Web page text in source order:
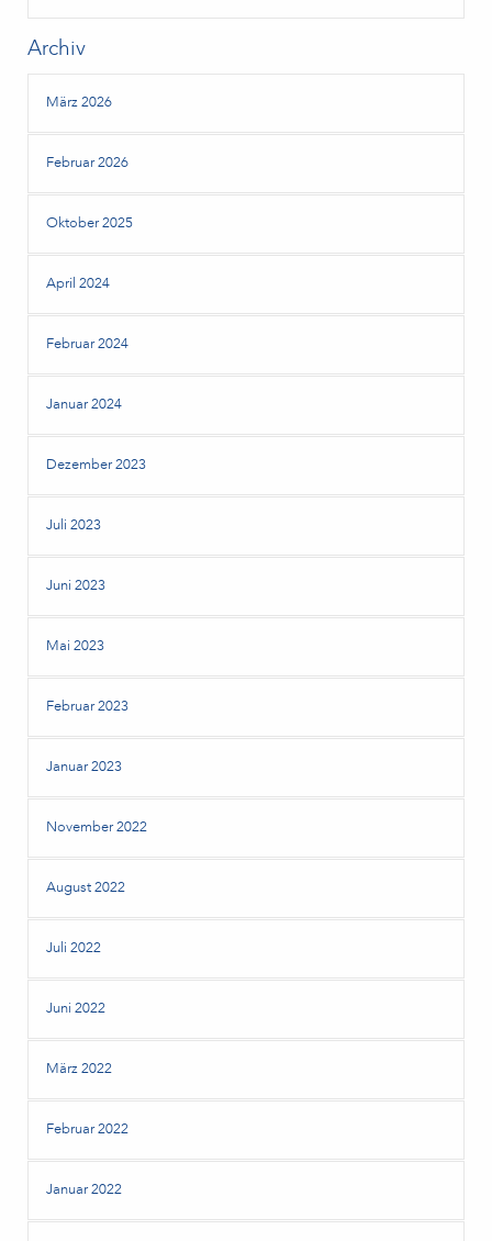
Archiv
März 2026
Februar 2026
Oktober 2025
April 2024
Februar 2024
Januar 2024
Dezember 2023
Juli 2023
Juni 2023
Mai 2023
Februar 2023
Januar 2023
November 2022
August 2022
Juli 2022
Juni 2022
März 2022
Februar 2022
Januar 2022